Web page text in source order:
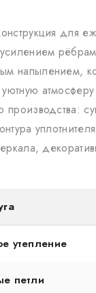
для
напылением,
производства:
утепление
петли